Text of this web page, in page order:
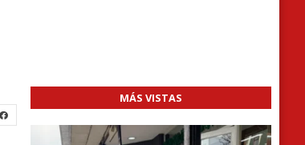
MÁS VISTAS